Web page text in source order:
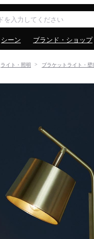
シーン ブランド・ショップ
ライト・照明 ブラケットライト・壁